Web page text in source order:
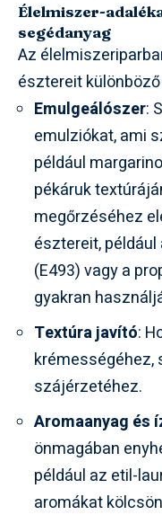
Élelmiszer-
segédanyag
Az
észtereit
Emulgeálószer:
emulziókat, ami
például
pékáruk
megőrzéséhez
észtereit,
(E493) vagy a
gyakran
Textúra javító:
krémességéhez,
szájérzetéhez.
Aromaanyag és
önmagában
például az etil-
aromákat